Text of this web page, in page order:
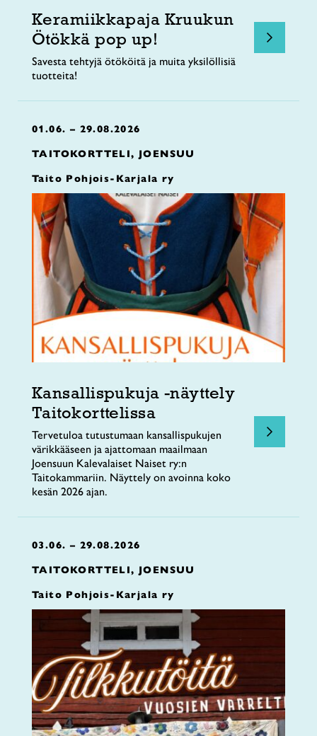
Keramiikkapaja Kruukun
Ötökkä pop up!
Savesta tehtyjä ötököitä ja muita yksilöllisiä
tuotteita!
01.06. – 29.08.2026
TAITOKORTTELI, JOENSUU
Taito Pohjois-Karjala ry
Kansallispukuja -näyttely
Taitokorttelissa
Tervetuloa tutustumaan kansallispukujen
värikkääseen ja ajattomaan maailmaan
Joensuun Kalevalaiset Naiset ry:n
Taitokammariin. Näyttely on avoinna koko
kesän 2026 ajan.
03.06. – 29.08.2026
TAITOKORTTELI, JOENSUU
Taito Pohjois-Karjala ry